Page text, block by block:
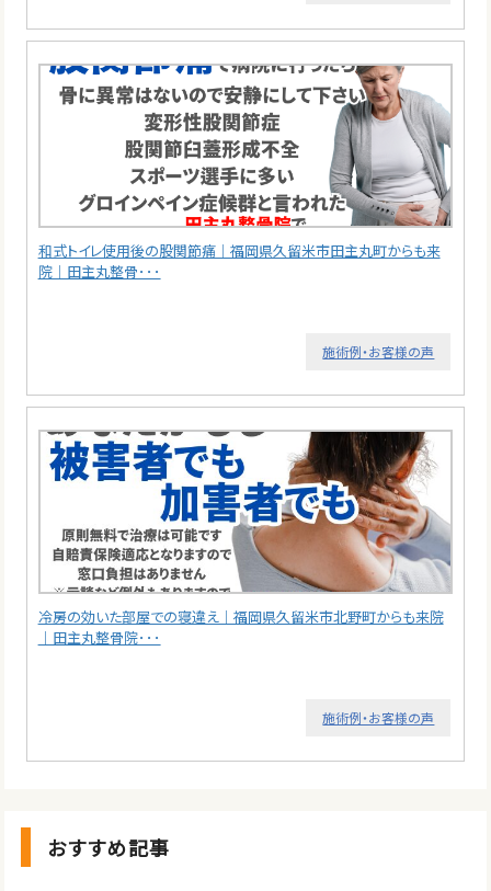
和式トイレ使用後の股関節痛｜福岡県久留米市田主丸町からも来
院｜田主丸整骨･･･
施術例・お客様の声
冷房の効いた部屋での寝違え｜福岡県久留米市北野町からも来院
｜田主丸整骨院･･･
施術例・お客様の声
おすすめ記事